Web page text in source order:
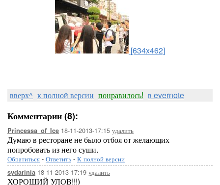
[634x462]
вверх^ к полной версии понравилось! в evernote
Комментарии (8):
Princessa_of_Ice 18-11-2013-17:15 удалить
Думаю в ресторане не было отбоя от желающих
попробовать из него суши.
Обратиться - Ответить - К полной версии
sydarinia 18-11-2013-17:19 удалить
ХОРОШИЙ УЛОВ!!!)